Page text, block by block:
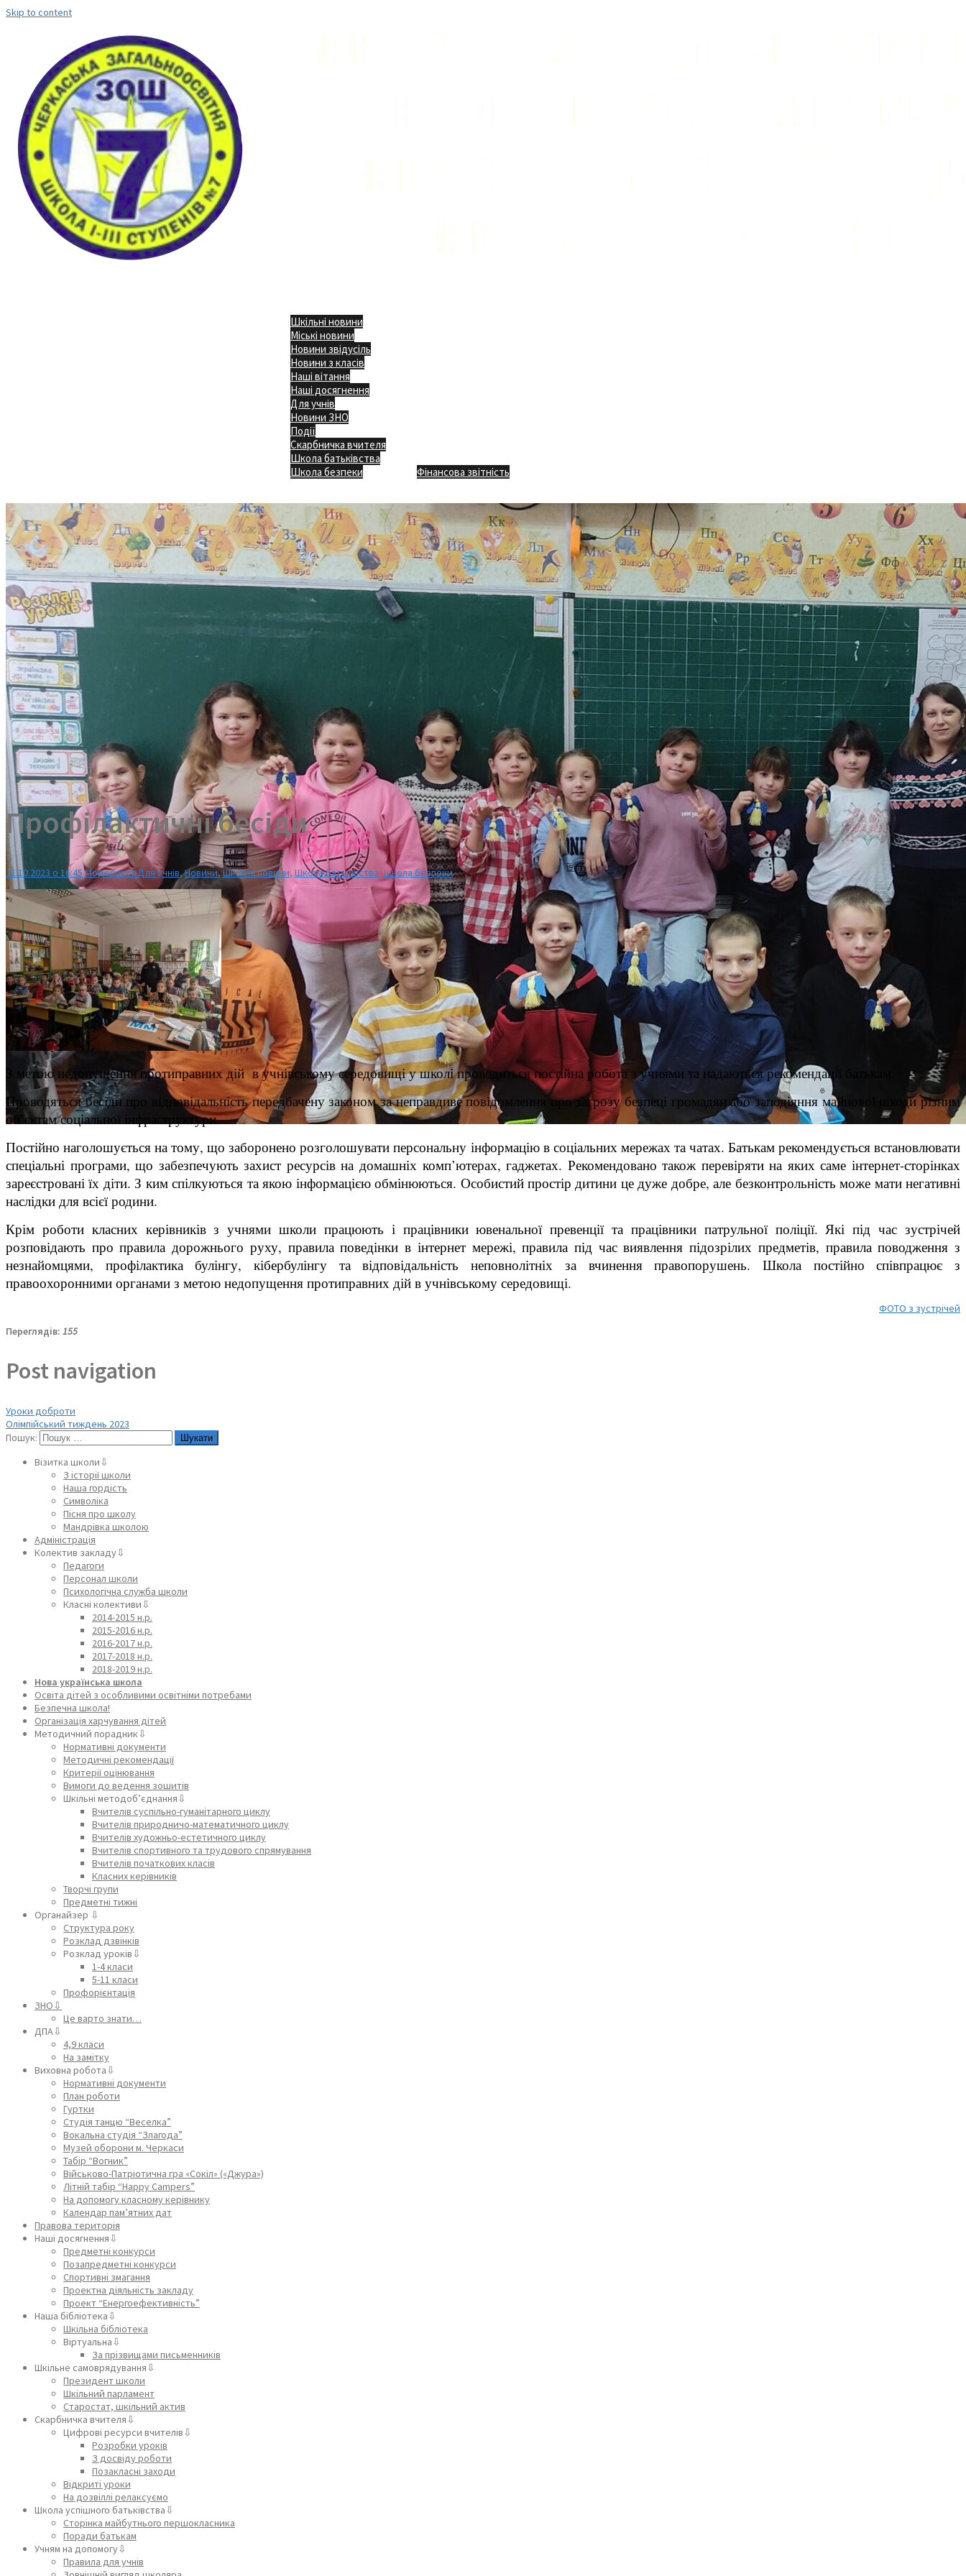
Skip to content
Шкільні новини
Міські новини
Новини звідусіль
Новини з класів
Наші вітання
Наші досягнення
Для учнів
Новини ЗНО
Події
Скарбничка вчителя
Школа батьківства
Школа безпеки
Фінансова звітність
Профілактичні бесіди
11.10.2023 о 16:45 МодераторДля учнів,Новини,Шкільні новини, Школа батьківства, Школа безпеки
З метою недопущення протиправних дій в учнівському середовищі у школі проводиться постійна робота з учнями та надаються рекомендації батькам.
Проводяться бесіди про відповідальність передбачену законом за неправдиве повідомлення про загрозу безпеці громадян або заподіяння майнової шкоди різним
об’єктам соціальної інфраструктури.
Постійно наголошується на тому, що заборонено розголошувати персональну інформацію в соціальних мережах та чатах. Батькам рекомендується встановлювати
спеціальні програми, що забезпечують захист ресурсів на домашніх комп’ютерах, гаджетах. Рекомендовано також перевіряти на яких саме інтернет-сторінках
зареєстровані їх діти. З ким спілкуються та якою інформацією обмінюються. Особистий простір дитини це дуже добре, але безконтрольність може мати негативні
наслідки для всієї родини.
Крім роботи класних керівників з учнями школи працюють і працівники ювенальної превенції та працівники патрульної поліції. Які під час зустрічей
розповідають про правила дорожнього руху, правила поведінки в інтернет мережі, правила під час виявлення підозрілих предметів, правила поводження з
незнайомцями, профілактика булінгу, кібербулінгу та відповідальність неповнолітніх за вчинення правопорушень. Школа постійно співпрацює з
правоохоронними органами з метою недопущення протиправних дій в учнівському середовищі.
ФОТО з зустрічей
Переглядів: 155
Post navigation
Уроки доброти
Олімпійський тиждень 2023
Пошук:
Візитка школи⇩
З історії школи
Наша гордість
Символіка
Пісня про школу
Мандрівка школою
Адміністрація
Колектив закладу⇩
Педагоги
Персонал школи
Психологічна служба школи
Класні колективи⇩
2014-2015 н.р.
2015-2016 н.р.
2016-2017 н.р.
2017-2018 н.р.
2018-2019 н.р.
Нова українська школа
Освіта дітей з особливими освітніми потребами
Безпечна школа!
Організація харчування дітей
Методичний порадник⇩
Нормативні документи
Методичні рекомендації
Критерії оцінювання
Вимоги до ведення зошитів
Шкільні методоб’єднання⇩
Вчителів суспільно-гуманітарного циклу
Вчителів природничо-математичного циклу
Вчителів художньо-естетичного циклу
Вчителів спортивного та трудового спрямування
Вчителів початкових класів
Класних керівників
Творчі групи
Предметні тижні
Органайзер ⇩
Структура року
Розклад дзвінків
Розклад уроків⇩
1-4 класи
5-11 класи
Профорієнтація
ЗНО⇩
Це варто знати…
ДПА⇩
4,9 класи
На замітку
Виховна робота⇩
Нормативні документи
План роботи
Гуртки
Студія танцю “Веселка”
Вокальна студія “Злагода”
Музей оборони м. Черкаси
Табір “Вогник”
Військово-Патріотична гра «Сокіл» («Джура»)
Літній табір “Happy Campers”
На допомогу класному керівнику
Календар пам’ятних дат
Правова територія
Наші досягнення⇩
Предметні конкурси
Позапредметні конкурси
Спортивні змагання
Проектна діяльність закладу
Проект “Енергоефективність”
Наша бібліотека⇩
Шкільна бібліотека
Віртуальна⇩
За прізвищами письменників
Шкільне самоврядування⇩
Президент школи
Шкільний парламент
Старостат, шкільний актив
Скарбничка вчителя⇩
Цифрові ресурси вчителів⇩
Розробки уроків
З досвіду роботи
Позакласні заходи
Відкриті уроки
На дозвіллі релаксуємо
Школа успішного батьківства⇩
Сторінка майбутнього першокласника
Поради батькам
Учням на допомогу⇩
Правила для учнів